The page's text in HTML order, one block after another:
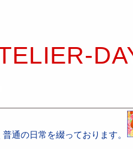
普通の日常を綴っております。